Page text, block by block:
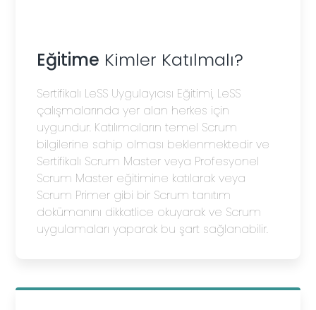
Eğitime Kimler Katılmalı?
Sertifikalı LeSS Uygulayıcısı Eğitimi, LeSS
çalışmalarında yer alan herkes için
uygundur. Katılımcıların temel Scrum
bilgilerine sahip olması beklenmektedir ve
Sertifikalı Scrum Master veya Profesyonel
Scrum Master eğitimine katılarak veya
Scrum Primer gibi bir Scrum tanıtım
dokümanını dikkatlice okuyarak ve Scrum
uygulamaları yaparak bu şart sağlanabilir.